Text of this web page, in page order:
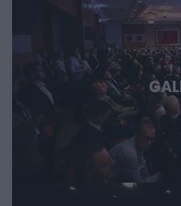
fórum azoknak, akik időben
következő évtizedek